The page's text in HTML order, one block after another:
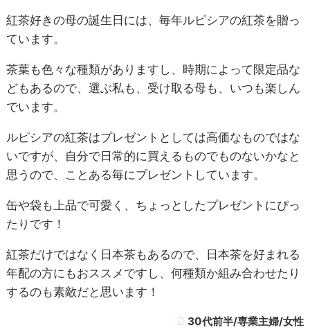
紅茶好きの母の誕生日には、毎年ルピシアの紅茶を贈っ
ています。
茶葉も色々な種類がありますし、時期によって限定品な
どもあるので、選ぶ私も、受け取る母も、いつも楽しん
でいます。
ルピシアの紅茶はプレゼントとしては高価なものではな
いですが、自分で日常的に買えるものでものないかなと
思うので、ことある毎にプレゼントしています。
缶や袋も上品で可愛く、ちょっとしたプレゼントにぴっ
たりです！
紅茶だけではなく日本茶もあるので、日本茶を好まれる
年配の方にもおススメですし、何種類か組み合わせたり
するのも素敵だと思います！
30代前半/専業主婦/女性